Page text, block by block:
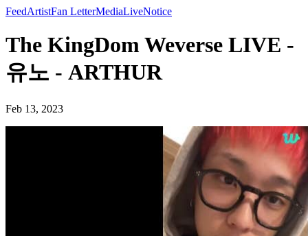
FeedArtistFan LetterMediaLiveNotice
The KingDom Weverse LIVE -
유노 - ARTHUR
Feb 13, 2023